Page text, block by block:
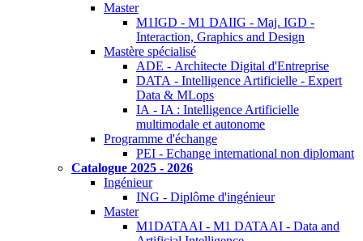
Master
M1IGD - M1 DAIIG - Maj. IGD -
Interaction, Graphics and Design
Mastère spécialisé
ADE - Architecte Digital d'Entreprise
DATA - Intelligence Artificielle - Expert
Data & MLops
IA - IA : Intelligence Artificielle
multimodale et autonome
Programme d'échange
PEI - Echange international non diplomant
Catalogue 2025 - 2026
Ingénieur
ING - Diplôme d'ingénieur
Master
M1DATAAI - M1 DATAAI - Data and